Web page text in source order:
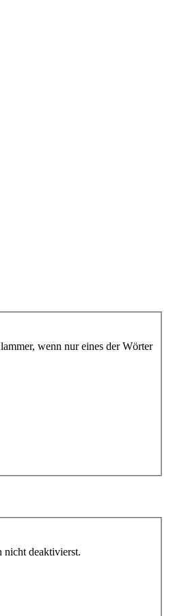
wenn nur eines der Wörter
nicht deaktivierst.